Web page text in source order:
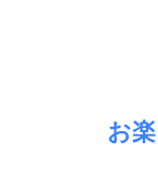
お